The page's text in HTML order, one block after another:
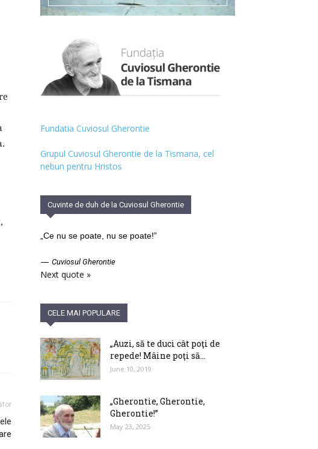
Fundatia Cuviosul Gherontie
Grupul Cuviosul Gherontie de la Tismana, cel
nebun pentru Hristos
Cuvinte de duh de la Cuviosul Gherontie
„Ce nu se poate, nu se poate!”
— Cuviosul Gherontie
Next quote »
CELE MAI POPULARE
„Auzi, să te duci cât poţi de
repede! Mâine poţi să...
June 10, 2019
„Gherontie, Gherontie,
Gherontie!”
May 23, 2025